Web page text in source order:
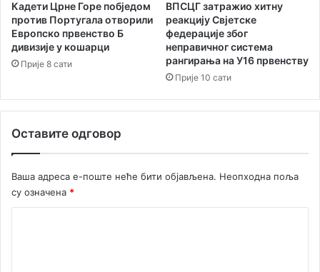
Кадети Црне Горе побједом
против Португала отворили
Европско првенство Б
дивизије у кошарци
Прије 8 сати
ВПСЦГ затражио хитну
реакцију Свјетске
федерације због
неправичног система
рангирања на У16 првенству
Прије 10 сати
Оставите одговор
Ваша адреса е-поште неће бити објављена. Неопходна поља
су означена *